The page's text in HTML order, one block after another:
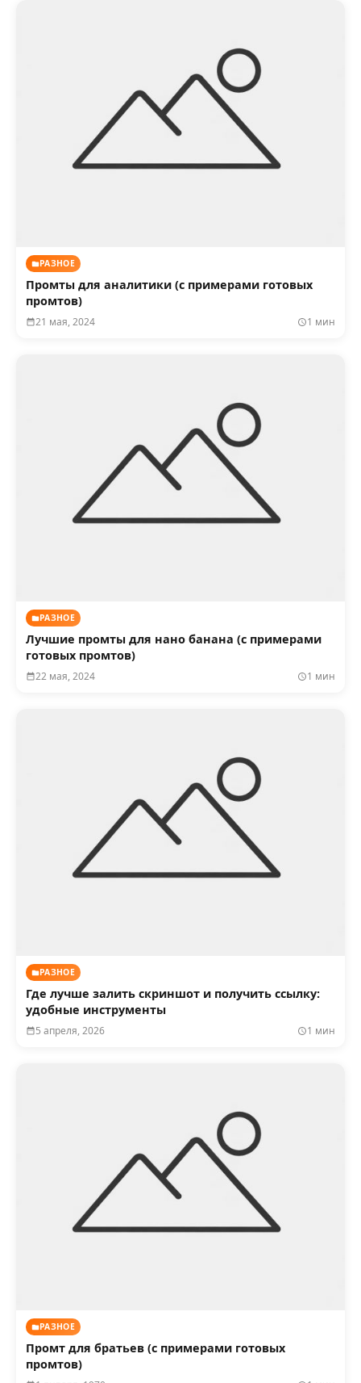
РАЗНОЕ
Промты для аналитики (с примерами готовых
промтов)
21 мая, 2024 1 мин
РАЗНОЕ
Лучшие промты для нано банана (с примерами
готовых промтов)
22 мая, 2024 1 мин
РАЗНОЕ
Где лучше залить скриншот и получить ссылку:
удобные инструменты
5 апреля, 2026 1 мин
РАЗНОЕ
Промт для братьев (с примерами готовых
промтов)